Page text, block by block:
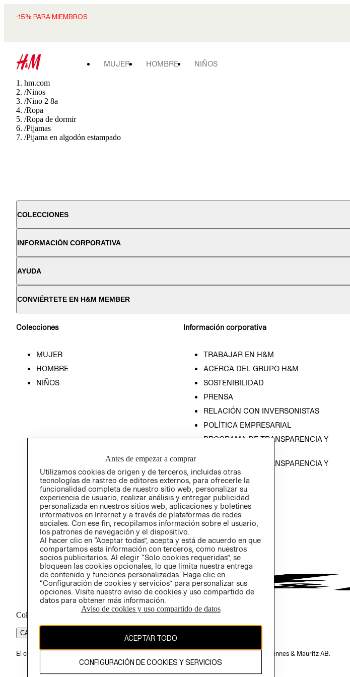
-15% PARA MIEMBROS
MUJER HOMBRE NIÑOS
hm.com
/Ninos
/Nino 2 8a
/Ropa
/Ropa de dormir
/Pijamas
/Pijama en algodón estampado
COLECCIONES
INFORMACIÓN CORPORATIVA
AYUDA
CONVIÉRTETE EN H&M MEMBER
Colecciones
MUJER
HOMBRE
NIÑOS
Información corporativa
TRABAJAR EN H&M
ACERCA DEL GRUPO H&M
SOSTENIBILIDAD
PRENSA
RELACIÓN CON INVERSONISTAS
POLÍTICA EMPRESARIAL
PROGRAMA DE TRANSPARENCIA Y
PROGRAMA DE TRANSPARENCIA Y
ÉTICA (INGLÉS)
Colombia ($)
CAMBIAR REGIÓN
El contenido de esta página web está protegido por copyright y es propiedad de H&M Hennes & Mauritz AB.
Antes de empezar a comprar
Utilizamos cookies de origen y de terceros, incluidas otras
tecnologías de rastreo de editores externos, para ofrecerle la
funcionalidad completa de nuestro sitio web, personalizar su
experiencia de usuario, realizar análisis y entregar publicidad
personalizada en nuestros sitios web, aplicaciones y boletines
informativos en Internet y a través de plataformas de redes
sociales. Con ese fin, recopilamos información sobre el usuario,
los patrones de navegación y el dispositivo.
Al hacer clic en “Aceptar todas”, acepta y está de acuerdo en que
compartamos esta información con terceros, como nuestros
socios publicitarios. Al elegir “Solo cookies requeridas”, se
bloquean las cookies opcionales, lo que limita nuestra entrega
de contenido y funciones personalizadas. Haga clic en
“Configuración de cookies y servicios” para personalizar sus
opciones. Visite nuestro aviso de cookies y uso compartido de
datos para obtener más información.
Aviso de cookies y uso compartido de datos
ACEPTAR TODO
CONFIGURACIÓN DE COOKIES Y SERVICIOS